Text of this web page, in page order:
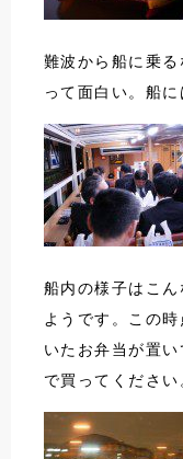
難波から船に乗
って面白い。船
船内の様子はこ
ようです。この
いたお弁当が置
で買ってください